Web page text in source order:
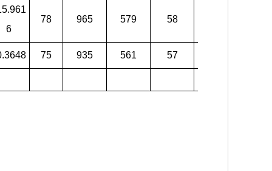
6
78 965 579 58
75 935 561 57